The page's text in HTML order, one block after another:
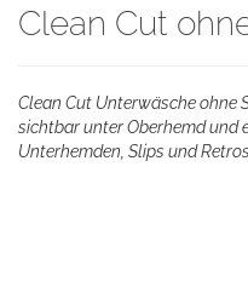
Clean Cut
Clean Cut Unterwäsche ohne
sichtbar unter Oberhemd und
Unterhemden, Slips und